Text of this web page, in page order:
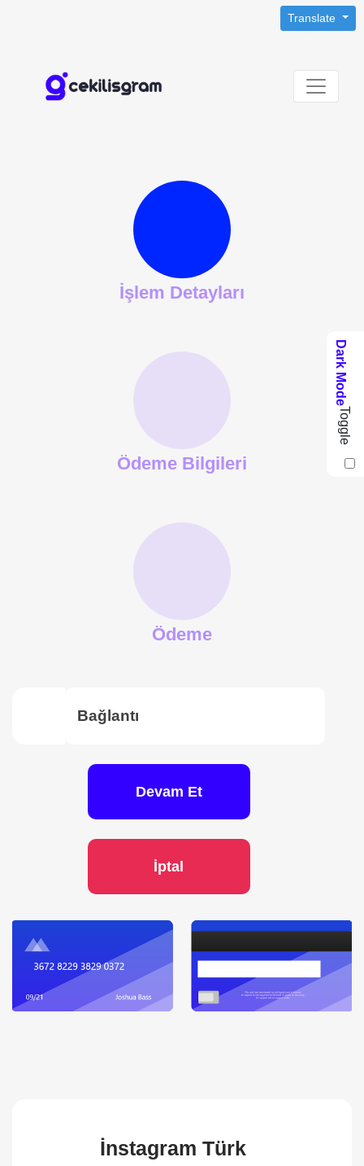
Translate
İşlem Detayları
Ödeme Bilgileri
Ödeme
Devam Et
İptal
İnstagram Türk
Dark Mode
Toggle